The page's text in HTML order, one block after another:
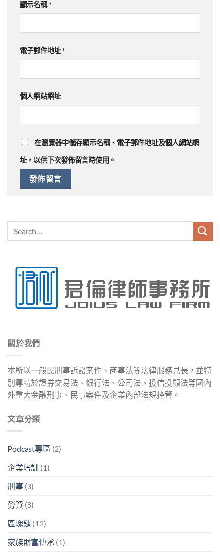
顯示名稱*
電子郵件地址*
個人網站網址
在瀏覽器中儲存顯示名稱、電子郵件地址及個人網站網
址，以供下次發佈留言時使用。
關於我們
本所以一般民刑事訴訟案件、商事法等法律服務見長，並特
別專精於證券交易法、銀行法、公司法、投信投顧法等國內
外重大金融刑事、民事案件及企業內部法規控管。
文章分類
Podcast專區 (2)
企業培訓 (1)
刑事 (3)
勞資 (8)
區塊鏈 (12)
家族財富傳承 (1)